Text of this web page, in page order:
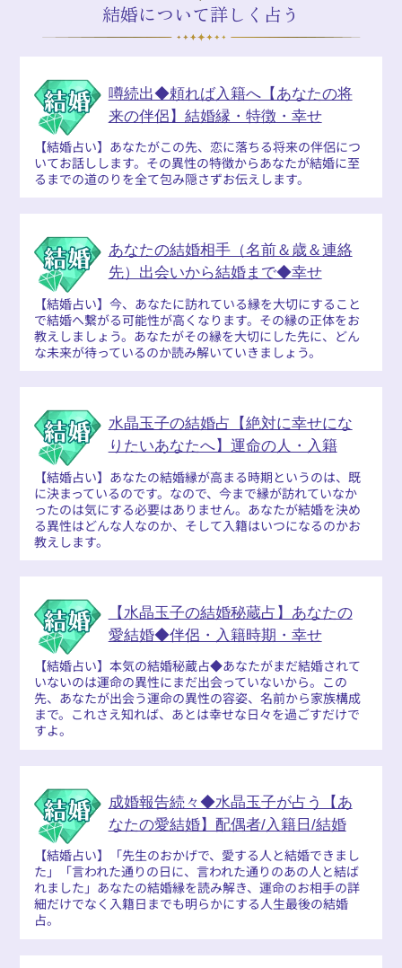
結婚について詳しく占う
噂続出◆頼れば入籍へ【あなたの将
来の伴侶】結婚縁・特徴・幸せ
【結婚占い】あなたがこの先、恋に落ちる将来の伴侶につ
いてお話しします。その異性の特徴からあなたが結婚に至
るまでの道のりを全て包み隠さずお伝えします。
あなたの結婚相手（名前＆歳＆連絡
先）出会いから結婚まで◆幸せ
【結婚占い】今、あなたに訪れている縁を大切にすること
で結婚へ繋がる可能性が高くなります。その縁の正体をお
教えしましょう。あなたがその縁を大切にした先に、どん
な未来が待っているのか読み解いていきましょう。
水晶玉子の結婚占【絶対に幸せにな
りたいあなたへ】運命の人・入籍
【結婚占い】あなたの結婚縁が高まる時期というのは、既
に決まっているのです。なので、今まで縁が訪れていなか
ったのは気にする必要はありません。あなたが結婚を決め
る異性はどんな人なのか、そして入籍はいつになるのかお
教えします。
【水晶玉子の結婚秘蔵占】あなたの
愛結婚◆伴侶・入籍時期・幸せ
【結婚占い】本気の結婚秘蔵占◆あなたがまだ結婚されて
いないのは運命の異性にまだ出会っていないから。この
先、あなたが出会う運命の異性の容姿、名前から家族構成
まで。これさえ知れば、あとは幸せな日々を過ごすだけで
すよ。
成婚報告続々◆水晶玉子が占う【あ
なたの愛結婚】配偶者/入籍日/結婚
【結婚占い】「先生のおかげで、愛する人と結婚できまし
た」「言われた通りの日に、言われた通りのあの人と結ば
れました」あなたの結婚縁を読み解き、運命のお相手の詳
細だけでなく入籍日までも明らかにする人生最後の結婚
占。